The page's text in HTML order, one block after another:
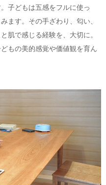
子どもは五感をフルに使っ
ます。その手ざわり、匂い、
肌で感じる経験を、大切に。
もの美的感覚や価値観を育ん